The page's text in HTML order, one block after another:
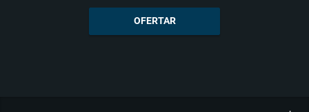
OFERTAR